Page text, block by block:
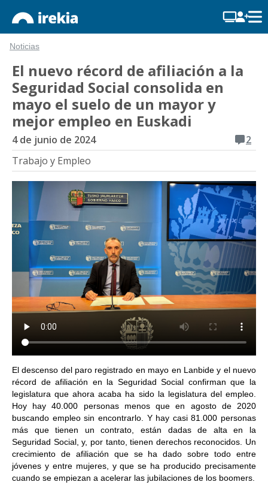
Noticias
El nuevo récord de afiliación a la
Seguridad Social consolida en
mayo el suelo de un mayor y
mejor empleo en Euskadi
4 de junio de 2024
2
Trabajo y Empleo
El descenso del paro registrado en mayo en Lanbide y el nuevo
récord de afiliación en la Seguridad Social confirman que la
legislatura que ahora acaba ha sido la legislatura del empleo.
Hoy hay 40.000 personas menos que en agosto de 2020
buscando empleo sin encontrarlo. Y hay casi 81.000 personas
más que tienen un contrato, están dadas de alta en la
Seguridad Social, y, por tanto, tienen derechos reconocidos. Un
crecimiento de afiliación que se ha dado sobre todo entre
jóvenes y entre mujeres, y que se ha producido precisamente
cuando se empiezan a acelerar las jubilaciones de los boomers.